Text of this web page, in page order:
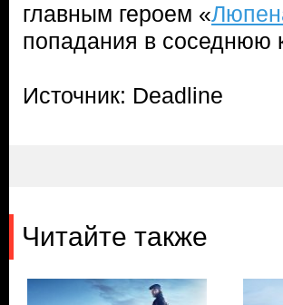
главным героем «
попадания в соседнюю
Источник: Deadline
Читайте также